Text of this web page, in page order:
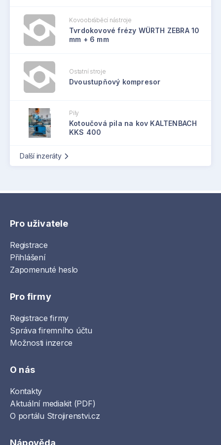
Kovoobráběcí nástroje
Tvrdokovové frézy WÜRTH ZEBRA 10
mm + 6 mm
Ostatní stroje
Dvoustupňový kompresor
Pily
Kotoučová pila na kov KALTENBACH
KKS 400
Další inzeráty
Pro uživatele
Registrace
Přihlášení
Zapomenuté heslo
Pro firmy
Registrace firmy
Správa firemního účtu
Možnosti inzerce
O nás
Kontakty
Aktuální mediakit (PDF)
O portálu Strojirenstvi.cz
Nápověda